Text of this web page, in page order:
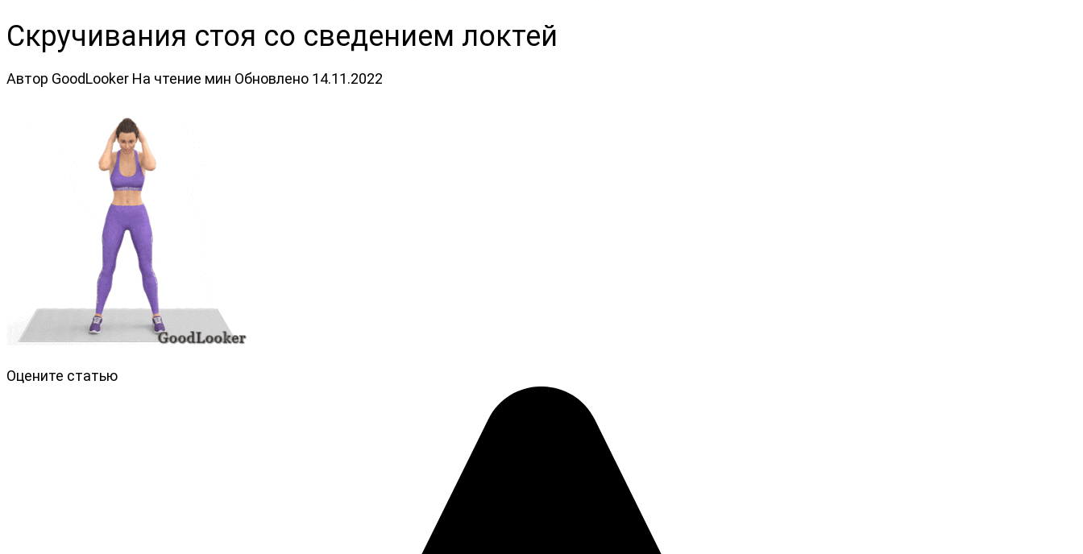
Скручивания стоя со сведением локтей
Автор GoodLooker На чтение мин Обновлено 14.11.2022
Оцените статью